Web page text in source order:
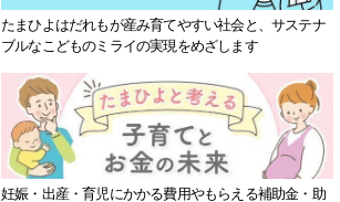
たまひよはだれもが産み育てやすい社会と、サステナ
ブルなこどものミライの実現をめざします
妊娠・出産・育児にかかる費用やもらえる補助金・助